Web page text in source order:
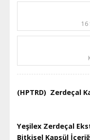
16
(HPTRD) Zerdeçal
Yeşilex Zerdeçal
Bitkisel Kapsül